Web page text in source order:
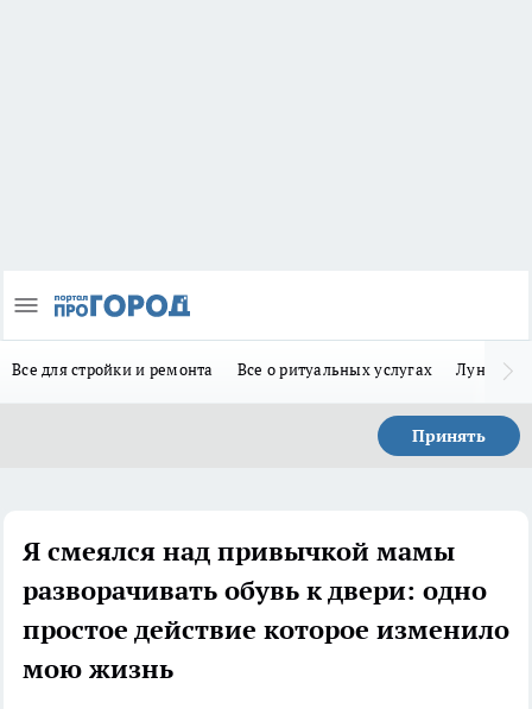
Все для стройки и ремонта Все о ритуальных услугах Лунно-
Принять
Я смеялся над привычкой мамы
разворачивать обувь к двери: одно
простое действие которое изменило
мою жизнь